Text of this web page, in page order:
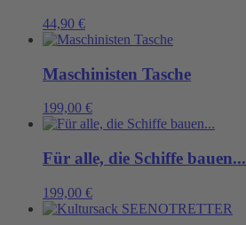
44,90 €
Maschinisten Tasche
199,00 €
Für alle, die Schiffe bauen...
199,00 €